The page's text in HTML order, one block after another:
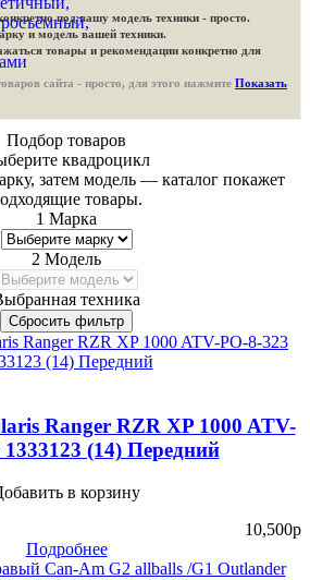
под вашу модель техники - просто.
и модель вашей техники.
товары и рекомендации конкретно для
сайта - просто, для этого нажмите Показать
Подбор товаров
квадроцикл
затем модель — каталог покажет
товары.
1 Марка
2 Модель
техника
Сбросить фильтр
Ranger RZR XP 1000 ATV-
1333123 (14) Передний
в корзину
10,500p
Подробнее